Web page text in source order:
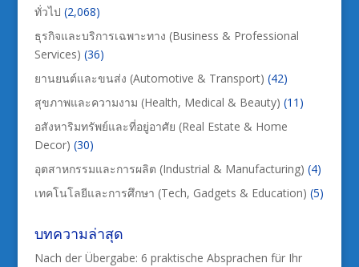
ทั่วไป (2,068)
ธุรกิจและบริการเฉพาะทาง (Business & Professional
Services) (36)
ยานยนต์และขนส่ง (Automotive & Transport) (42)
สุขภาพและความงาม (Health, Medical & Beauty) (11)
อสังหาริมทรัพย์และที่อยู่อาศัย (Real Estate & Home
Decor) (30)
อุตสาหกรรมและการผลิต (Industrial & Manufacturing) (4)
เทคโนโลยีและการศึกษา (Tech, Gadgets & Education) (5)
บทความล่าสุด
Nach der Übergabe: 6 praktische Absprachen für Ihr